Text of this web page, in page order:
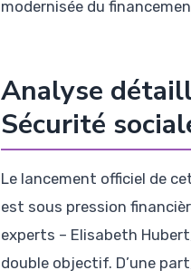
modernisée du
Analyse
Sécurité
Le lancement officiel de
est sous pression
experts – Elisabeth
double objectif. D’une